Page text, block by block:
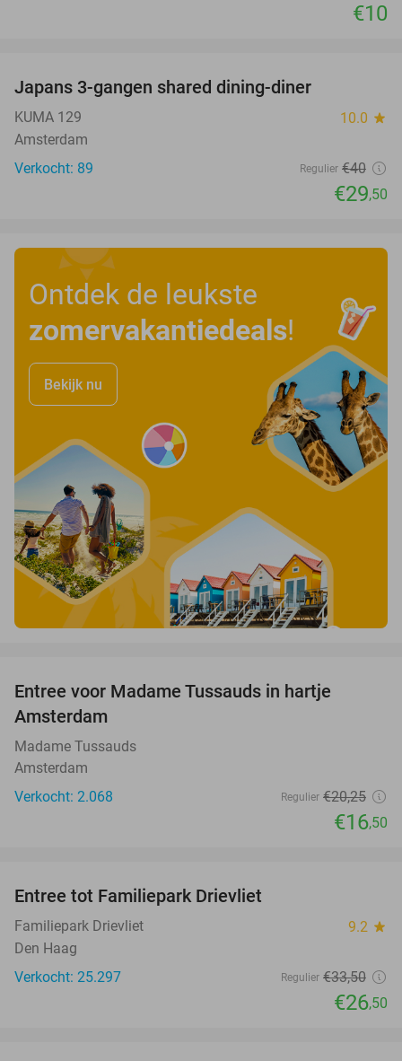
€10
Japans 3-gangen shared dining-diner
KUMA 129 10.0 star
Amsterdam
Verkocht: 89
Regulier €40
€29,50
Ontdek de leukste
zomervakantiedeals!
Bekijk nu
Entree voor Madame Tussauds in hartje
Amsterdam
Madame Tussauds
Amsterdam
Verkocht: 2.068
Regulier €20,25
€16,50
Entree tot Familiepark Drievliet
Familiepark Drievliet 9.2 star
Den Haag
Verkocht: 25.297
Regulier €33,50
€26,50